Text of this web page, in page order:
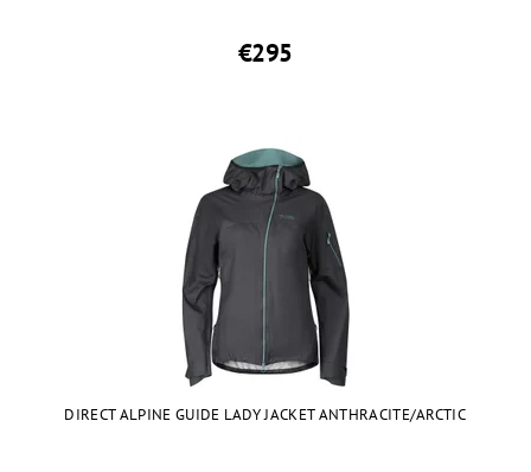
€295
DIRECT ALPINE GUIDE LADY JACKET ANTHRACITE/ARCTIC